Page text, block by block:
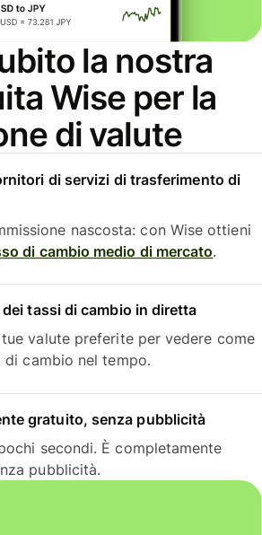
la nostra
Wise per la
di valute
di servizi di trasferimento di
nascosta: con Wise ottieni
di cambio medio di mercato.
tassi di cambio in diretta
tue valute preferite per vedere come
di cambio nel tempo.
gratuito, senza pubblicità
secondi. È completamente
pubblicità.